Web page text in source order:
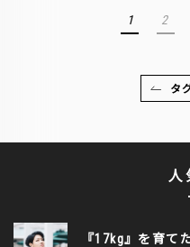
1 2
タ
人
『17kg』を育て